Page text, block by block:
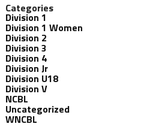
Categories
Division 1
Division 1 Women
Division 2
Division 3
Division 4
Division Jr
Division U18
Division V
NCBL
Uncategorized
WNCBL